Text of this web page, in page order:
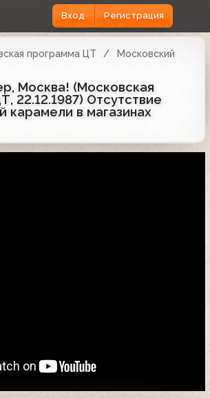
Вход Регистрация
программа ЦТ
Московский
Москва! (Московская
22.12.1987) Отсутствие
карамели в магазинах